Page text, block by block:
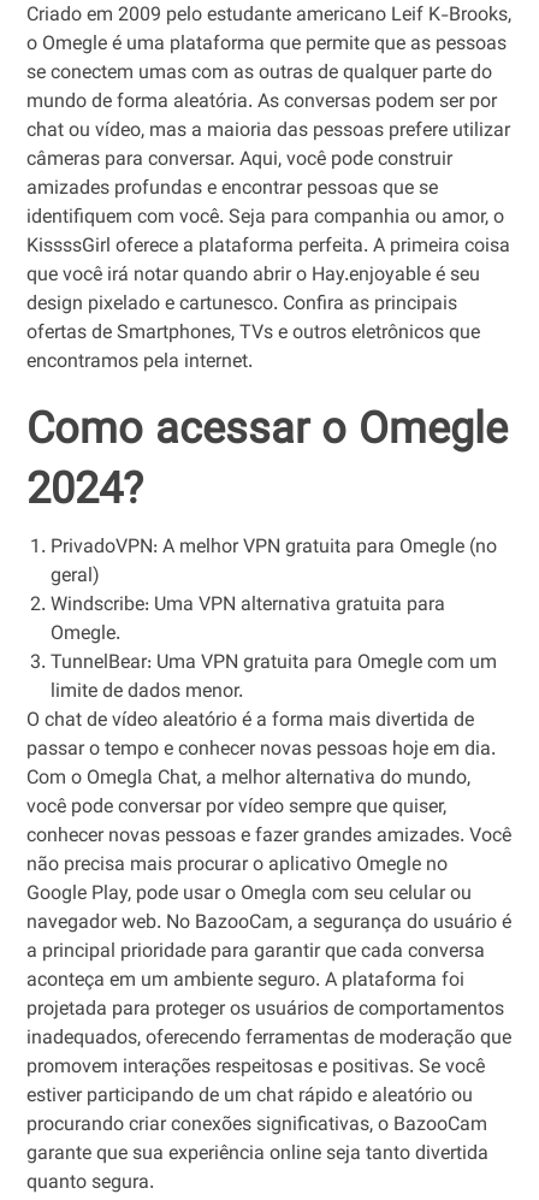
Criado em 2009 pelo estudante americano Leif K-Brooks,
o Omegle é uma plataforma que permite que as pessoas
se conectem umas com as outras de qualquer parte do
mundo de forma aleatória. As conversas podem ser por
chat ou vídeo, mas a maioria das pessoas prefere utilizar
câmeras para conversar. Aqui, você pode construir
amizades profundas e encontrar pessoas que se
identifiquem com você. Seja para companhia ou amor, o
KissssGirl oferece a plataforma perfeita. A primeira coisa
que você irá notar quando abrir o Hay.enjoyable é seu
design pixelado e cartunesco. Confira as principais
ofertas de Smartphones, TVs e outros eletrônicos que
encontramos pela internet.
Como acessar o Omegle
2024?
PrivadoVPN: A melhor VPN gratuita para Omegle (no
geral)
Windscribe: Uma VPN alternativa gratuita para
Omegle.
TunnelBear: Uma VPN gratuita para Omegle com um
limite de dados menor.
O chat de vídeo aleatório é a forma mais divertida de
passar o tempo e conhecer novas pessoas hoje em dia.
Com o Omegla Chat, a melhor alternativa do mundo,
você pode conversar por vídeo sempre que quiser,
conhecer novas pessoas e fazer grandes amizades. Você
não precisa mais procurar o aplicativo Omegle no
Google Play, pode usar o Omegla com seu celular ou
navegador web. No BazooCam, a segurança do usuário é
a principal prioridade para garantir que cada conversa
aconteça em um ambiente seguro. A plataforma foi
projetada para proteger os usuários de comportamentos
inadequados, oferecendo ferramentas de moderação que
promovem interações respeitosas e positivas. Se você
estiver participando de um chat rápido e aleatório ou
procurando criar conexões significativas, o BazooCam
garante que sua experiência online seja tanto divertida
quanto segura.